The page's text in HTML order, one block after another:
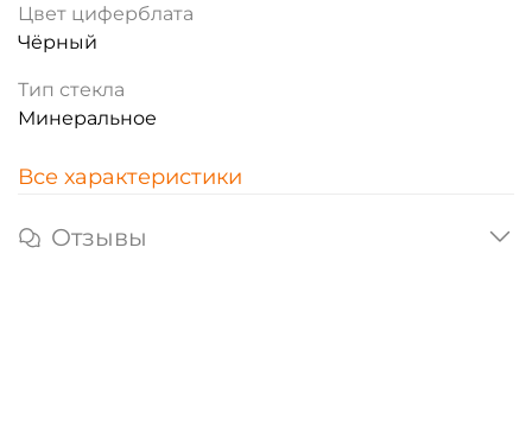
Цвет циферблата
Чёрный
Тип стекла
Минеральное
Все характеристики
Отзывы